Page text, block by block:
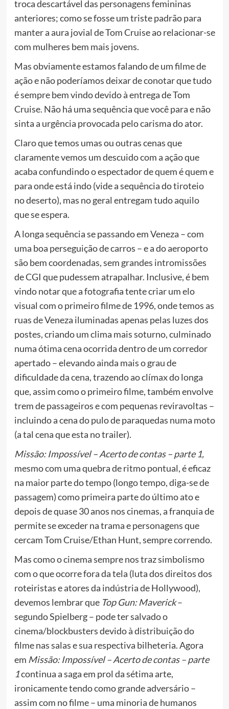
troca descartável das personagens femininas
anteriores; como se fosse um triste padrão para
manter a aura jovial de Tom Cruise ao relacionar-se
com mulheres bem mais jovens.
Mas obviamente estamos falando de um filme de
ação e não poderíamos deixar de conotar que tudo
é sempre bem vindo devido à entrega de Tom
Cruise. Não há uma sequência que você para e não
sinta a urgência provocada pelo carisma do ator.
Claro que temos umas ou outras cenas que
claramente vemos um descuido com a ação que
acaba confundindo o espectador de quem é quem e
para onde está indo (vide a sequência do tiroteio
no deserto), mas no geral entregam tudo aquilo
que se espera.
A longa sequência se passando em Veneza – com
uma boa perseguição de carros – e a do aeroporto
são bem coordenadas, sem grandes intromissões
de CGI que pudessem atrapalhar. Inclusive, é bem
vindo notar que a fotografia tente criar um elo
visual com o primeiro filme de 1996, onde temos as
ruas de Veneza iluminadas apenas pelas luzes dos
postes, criando um clima mais soturno, culminado
numa ótima cena ocorrida dentro de um corredor
apertado – elevando ainda mais o grau de
dificuldade da cena, trazendo ao clímax do longa
que, assim como o primeiro filme, também envolve
trem de passageiros e com pequenas reviravoltas –
incluindo a cena do pulo de paraquedas numa moto
(a tal cena que esta no trailer).
Missão: Impossível – Acerto de contas – parte 1,
mesmo com uma quebra de ritmo pontual, é eficaz
na maior parte do tempo (longo tempo, diga-se de
passagem) como primeira parte do último ato e
depois de quase 30 anos nos cinemas, a franquia de
permite se exceder na trama e personagens que
cercam Tom Cruise/Ethan Hunt, sempre correndo.
Mas como o cinema sempre nos traz simbolismo
com o que ocorre fora da tela (luta dos direitos dos
roteiristas e atores da indústria de Hollywood),
devemos lembrar que Top Gun: Maverick–
segundo Spielberg – pode ter salvado o
cinema/blockbusters devido à distribuição do
filme nas salas e sua respectiva bilheteria. Agora
em Missão: Impossível – Acerto de contas – parte
1continua a saga em prol da sétima arte,
ironicamente tendo como grande adversário –
assim com no filme – uma minoria de humanos